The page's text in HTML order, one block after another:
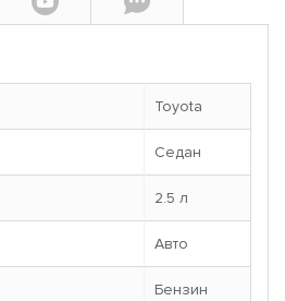
Toyota
Седан
2.5 л
Авто
Бензин